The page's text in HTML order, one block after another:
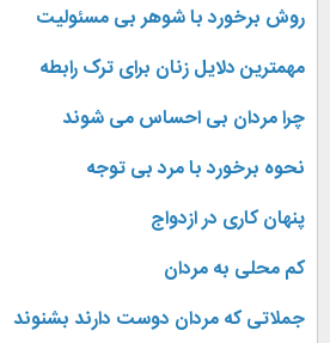
روش برخورد با شوهر بی مسئولیت
مهمترین دلایل زنان برای ترک رابطه
چرا مردان بی احساس می شوند
نحوه برخورد با مرد بی توجه
پنهان کاری در ازدواج
کم محلی به مردان
جملاتی که مردان دوست دارند بشنوند